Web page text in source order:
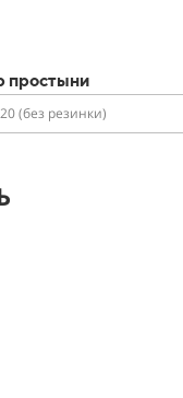
простыни
(без резинки)